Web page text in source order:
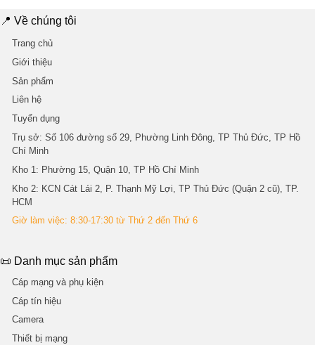
📍 Về chúng tôi
Trang chủ
Giới thiệu
Sản phẩm
Liên hệ
Tuyển dụng
Trụ sở: Số 106 đường số 29, Phường Linh Đông, TP Thủ Đức, TP Hồ
Chí Minh
Kho 1 : Phường 15, Quận 10, TP Hồ Chí Minh
Kho 2: KCN Cát Lái 2, P. Thạnh Mỹ Lợi, TP Thủ Đức (Quận 2 cũ), TP.
HCM
Giờ làm việc: 8:30-17:30 từ Thứ 2 đến Thứ 6
📜 Danh mục sản phẩm
Cáp mạng và phụ kiện
Cáp tín hiệu
Camera
Thiết bị mạng